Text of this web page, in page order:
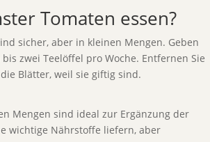
Tomaten essen?
sicher, aber in kleinen Mengen. Geben
zwei Teelöffel pro Woche. Entfernen Sie
Blätter, weil sie giftig sind.
Mengen sind ideal zur Ergänzung der
wichtige Nährstoffe liefern, aber